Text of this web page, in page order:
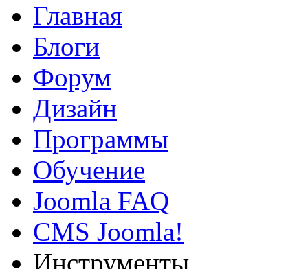
Главная
Блоги
Форум
Дизайн
Программы
Обучение
Joomla FAQ
CMS Joomla!
Инструменты